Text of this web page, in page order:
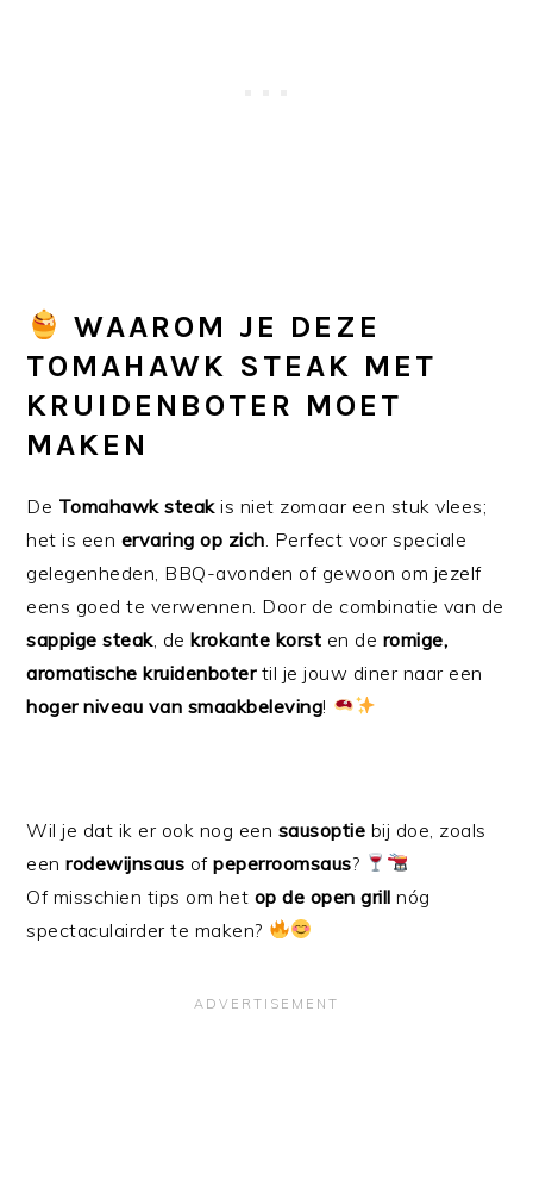
WAAROM JE DEZE
TOMAHAWK STEAK MET
KRUIDENBOTER MOET
MAKEN
De Tomahawk steakis niet zomaar een stuk vlees;
het is een ervaring op zich . Perfect voor speciale
gelegenheden, BBQ-avonden of gewoon om jezelf
eens goed te verwennen. Door de combinatie van de
sappige steak, dekrokante korst en de romige,
aromatische kruidenbotertil je jouw diner naar een
hoger niveau van smaakbeleving!
Wil je dat ik er ook nog een sausoptie bij doe, zoals
eenrodewijnsaus ofpeperroomsaus?
Of misschien tips om het op de open grill nóg
spectaculairder te maken?